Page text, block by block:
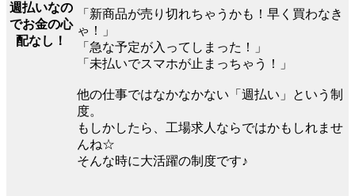
週払いなの
でお金の心
配なし！
「新商品が売り切れちゃうかも！早く買わなき
ゃ！」
「急な予定が入ってしまった！」
「未払いでスマホが止まっちゃう！」
他の仕事ではなかなかない「週払い」という制
度。
もしかしたら、工場求人ならではかもしれませ
んね☆
そんな時に大活躍の制度です♪